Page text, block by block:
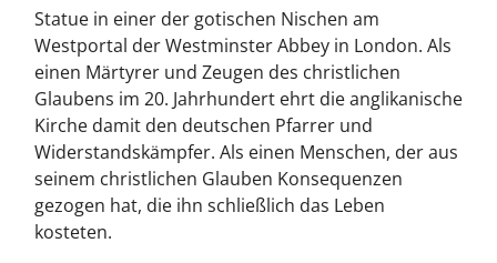
Statue in einer der gotischen Nischen am
Westportal der Westminster Abbey in London. Als
einen Märtyrer und Zeugen des christlichen
Glaubens im 20. Jahrhundert ehrt die anglikanische
Kirche damit den deutschen Pfarrer und
Widerstandskämpfer. Als einen Menschen, der aus
seinem christlichen Glauben Konsequenzen
gezogen hat, die ihn schließlich das Leben
kosteten.